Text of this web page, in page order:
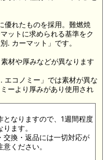
優れたものを採用。難燃焼
ットに求められる基準をク
. カーマット」です。
材や厚みなどが異なります
エコノミー」では素材が異な
ーより厚みがあり使用され
となりますので、1週間程度
ます。
交換・返品には一切対応が
ください。